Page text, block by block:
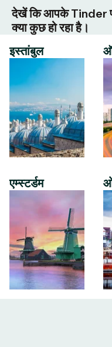
देखें कि आपके Tinder
क्या कुछ हो रहा है।
इस्तांबुल
एम्स्टर्डम